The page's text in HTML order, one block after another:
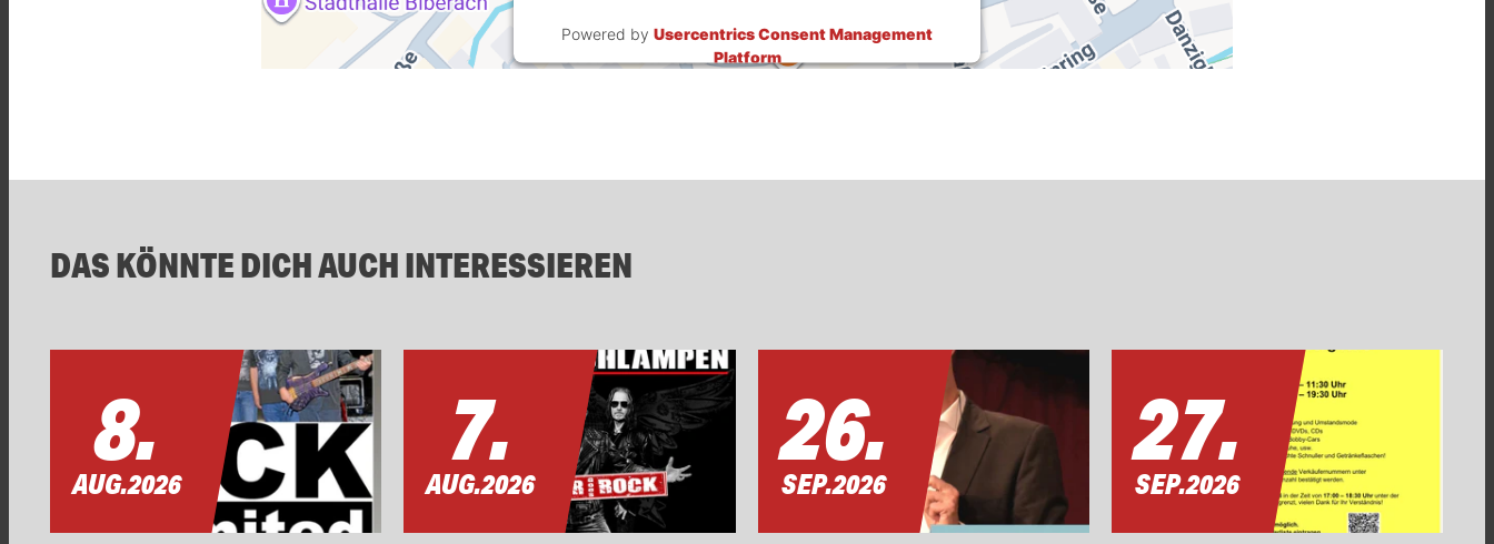
Powered by Usercentrics Consent Management
Platform
DAS KÖNNTE DICH AUCH INTERESSIEREN
8.
AUG.2026
7.
AUG.2026
26.
SEP.2026
27.
SEP.2026